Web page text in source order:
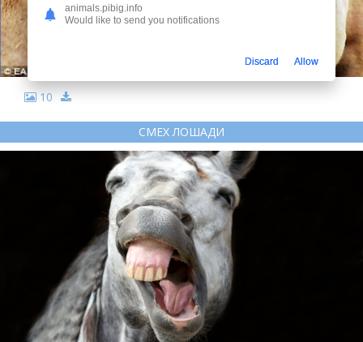
10
СМЕХ ЛОШАДИ
animals.pibig.info
Would like to send you notifications
Discard Allow